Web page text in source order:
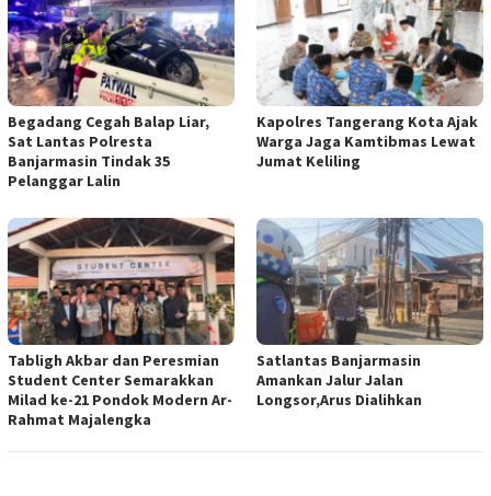
Begadang Cegah Balap Liar,
Sat Lantas Polresta
Banjarmasin Tindak 35
Pelanggar Lalin
Kapolres Tangerang Kota Ajak
Warga Jaga Kamtibmas Lewat
Jumat Keliling
Tabligh Akbar dan Peresmian
Student Center Semarakkan
Milad ke-21 Pondok Modern Ar-
Rahmat Majalengka
Satlantas Banjarmasin
Amankan Jalur Jalan
Longsor,Arus Dialihkan